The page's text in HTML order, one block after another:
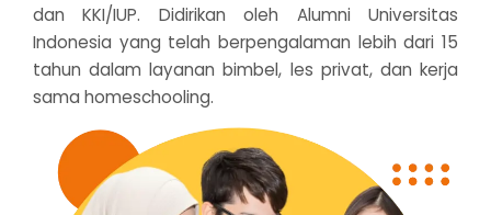
dan KKI/IUP. Didirikan oleh Alumni Universitas
Indonesia yang telah berpengalaman lebih dari 15
tahun dalam layanan bimbel, les privat, dan kerja
sama homeschooling.